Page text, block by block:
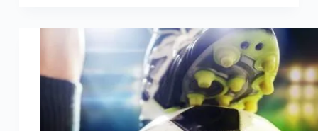
Directrice
Marketing,
Fromageries